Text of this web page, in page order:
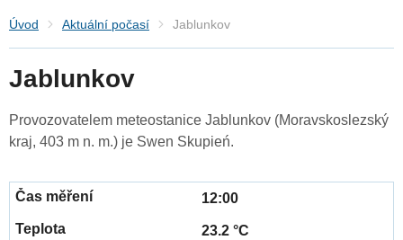
Úvod Aktuální počasí Jablunkov
Jablunkov
Provozovatelem meteostanice Jablunkov (Moravskoslezský
kraj, 403 m n. m.) je Swen Skupień.
12:00
23.2 °C